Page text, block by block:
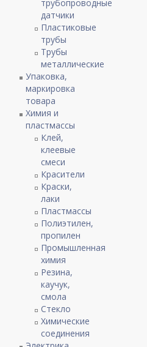
трубопроводные
датчики
Пластиковые
трубы
Трубы
металлические
Упаковка,
маркировка
товара
Химия и
пластмассы
Клей,
клеевые
смеси
Красители
Краски,
лаки
Пластмассы
Полиэтилен,
пропилен
Промышленная
химия
Резина,
каучук,
смола
Стекло
Химические
соединения